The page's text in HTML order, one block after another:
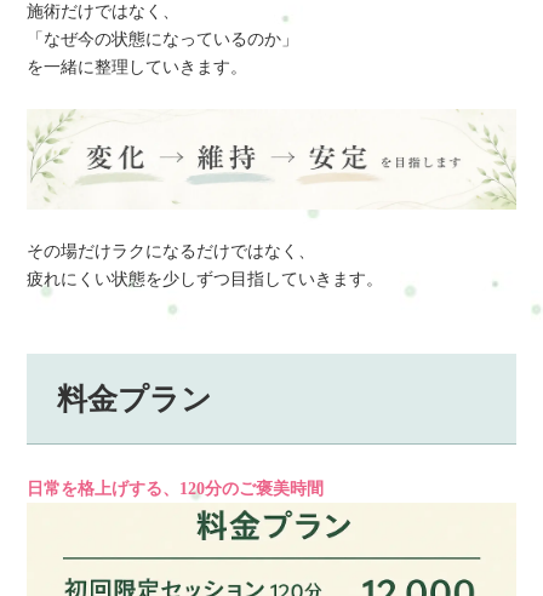
施術だけではなく、
「なぜ今の状態になっているのか」
を一緒に整理していきます。
その場だけラクになるだけではなく、
疲れにくい状態を少しずつ目指していきます。
料金プラン
日常を格上げする、120分のご褒美時間